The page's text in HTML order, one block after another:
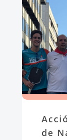
de